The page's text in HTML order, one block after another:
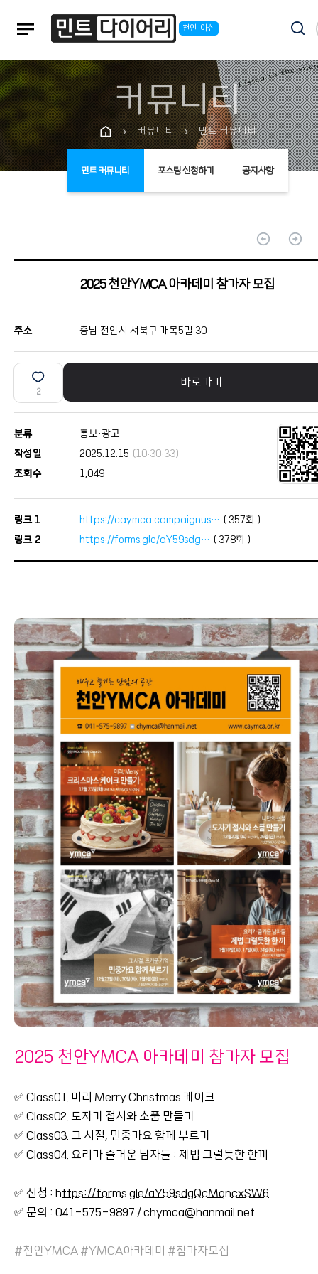
notes 천안·아산
커뮤니티
chevron_right 커뮤니티 chevron_right 민트 커뮤니티
민트 커뮤니티 포스팅 신청하기 공지사항
2025 천안YMCA 아카데미 참가자 모집
✅ Class01. 미리 Merry Christmas 케이크
✅ Class02. 도자기 접시와 소품 만들기
✅ Class03. 그 시절, 민중가요 함께 부르기
✅ Class04. 요리가 즐거운 남자들 : 제법 그럴듯한 한끼
✅ 신청 : https://forms.gle/aY59sdgQcMqncxSW6
✅ 문의 : 041-575-9897 / chymca@hanmail.net
#천안YMCA #YMCA아카데미 #참가자모집
arrow_circle_up arrow_circle_up
2025 천안YMCA 아카데미 참가자 모집
주소 충남 천안시 서북구 개목5길 30
2
바로가기
분류
홍보·광고
작성일
2025.12.15 (10:30:33)
조회수
1,049
링크 1 https://caymca.campaignus… ( 357회 )
링크 2
https://forms.gle/aY59sdg… ( 378회 )